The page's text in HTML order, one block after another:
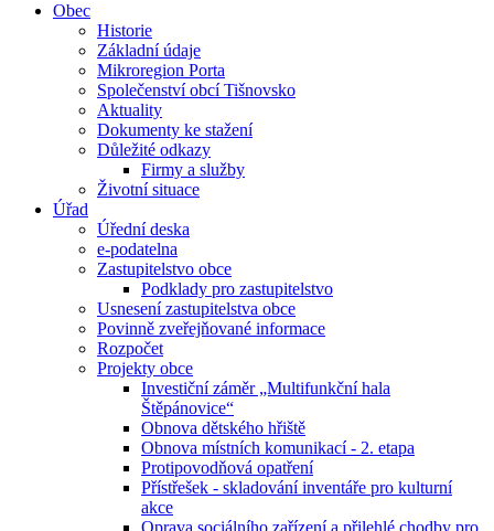
Obec
Historie
Základní údaje
Mikroregion Porta
Společenství obcí Tišnovsko
Aktuality
Dokumenty ke stažení
Důležité odkazy
Firmy a služby
Životní situace
Úřad
Úřední deska
e-podatelna
Zastupitelstvo obce
Podklady pro zastupitelstvo
Usnesení zastupitelstva obce
Povinně zveřejňované informace
Rozpočet
Projekty obce
Investiční záměr „Multifunkční hala
Štěpánovice“
Obnova dětského hřiště
Obnova místních komunikací - 2. etapa
Protipovodňová opatření
Přístřešek - skladování inventáře pro kulturní
akce
Oprava sociálního zařízení a přilehlé chodby pro